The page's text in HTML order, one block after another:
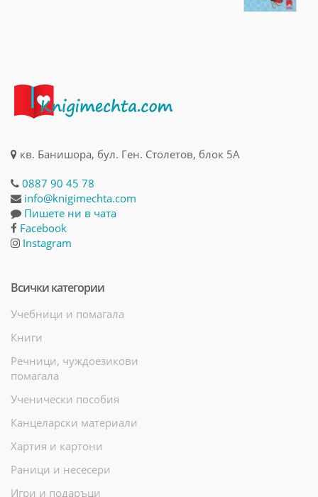
кв. Банишора, бул. Ген. Столетов, блок 5А
0887 90 45 78
info@knigimechta.com
Пишете ни в чата
Facebook
Instagram
Всички категории
Учебници и помагала
Книги
Речници, чуждоезикови
помагала
Ученически пособия
Канцеларски материали
Хартия и картони
Раници и несесери
Игри и подаръци